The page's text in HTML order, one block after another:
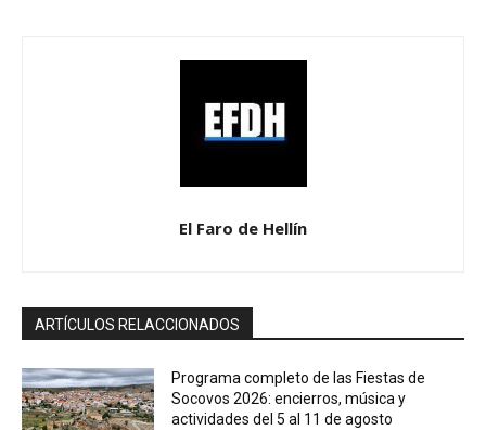
El Faro de Hellín
ARTÍCULOS RELACCIONADOS
Programa completo de las Fiestas de
Socovos 2026: encierros, música y
actividades del 5 al 11 de agosto